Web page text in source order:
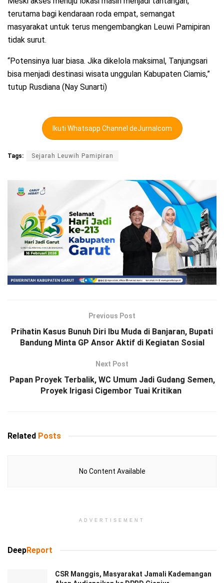
terutama bagi kendaraan roda empat, semangat
masyarakat untuk terus mengembangkan Leuwi Pamipiran
tidak surut.
“Potensinya luar biasa. Jika dikelola maksimal, Tanjungsari
bisa menjadi destinasi wisata unggulan Kabupaten Ciamis,”
tutup Rusdiana (Nay Sunarti)
Ikuti Whatsapp Channel deJurnalcom
Tags: Sejarah Leuwih Pamipiran
Previous Post
Prihatin Kasus Bunuh Diri Ibu Muda di Banjaran, Bupati
Bandung Minta GP Ansor Aktif di Kegiatan Sosial
Next Post
Papan Proyek Terbalik, WC Umum Jadi Gudang Semen,
Proyek Irigasi Cigembor Tuai Kritikan
Related Posts
No Content Available
ADVERTISEMENT
DeepReport
CSR Manggis, Masyarakat Jamali Kademangan